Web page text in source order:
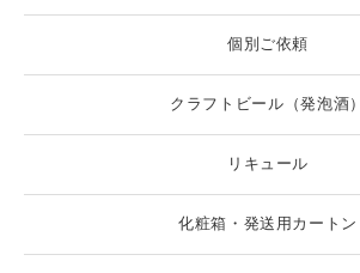
個別ご依頼
クラフトビール（発泡酒）
リキュール
化粧箱・発送用カートン